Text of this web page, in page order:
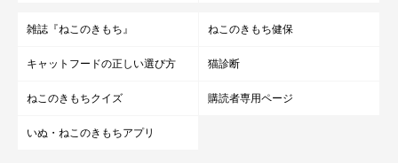
雑誌『ねこのきもち』 ねこのきもち健保
キャットフードの正しい選び方 猫診断
ねこのきもちクイズ 購読者専用ページ
いぬ・ねこのきもちアプリ